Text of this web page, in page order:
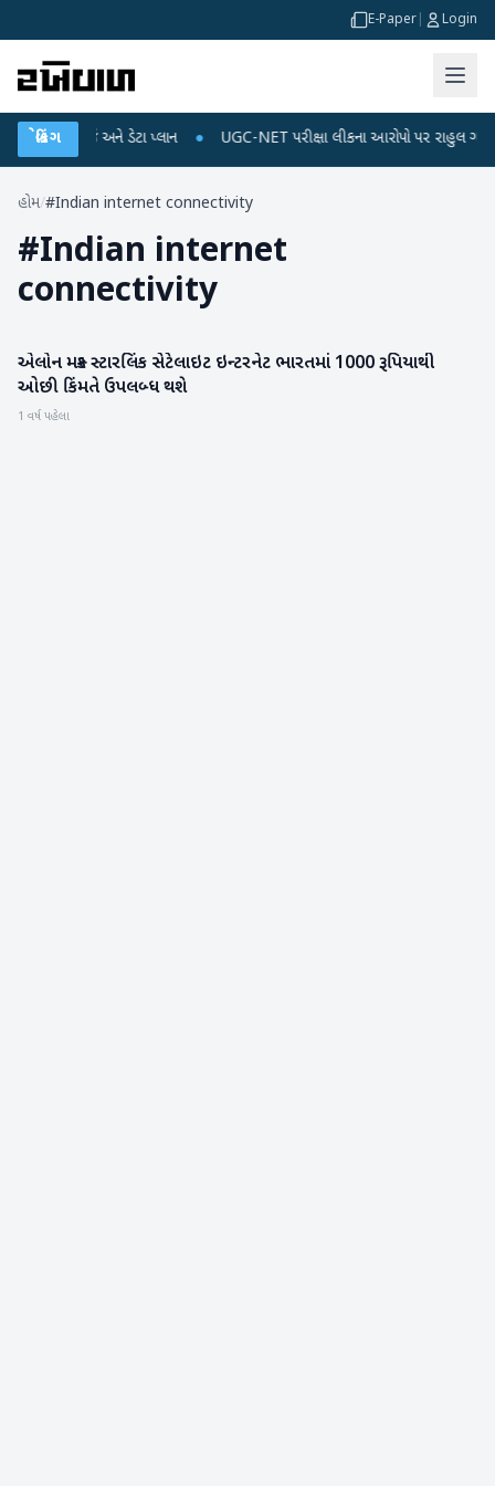
E-Paper Login
બ્રેકિંગ
રિચાર્જ અને ડેટા પ્લાન ● UGC-NET પરીક્ષા લીકના આરોપો પર રાહુલ ગાંધીએ
હોમ/#Indian internet connectivity
#Indian internet
connectivity
બિઝનેસ
એલોન મસ્ક સ્ટારલિંક સેટેલાઇટ ઇન્ટરનેટ ભારતમાં 1000 રૂપિયાથી
ઓછી કિંમતે ઉપલબ્ધ થશે
1 વર્ષ પહેલા